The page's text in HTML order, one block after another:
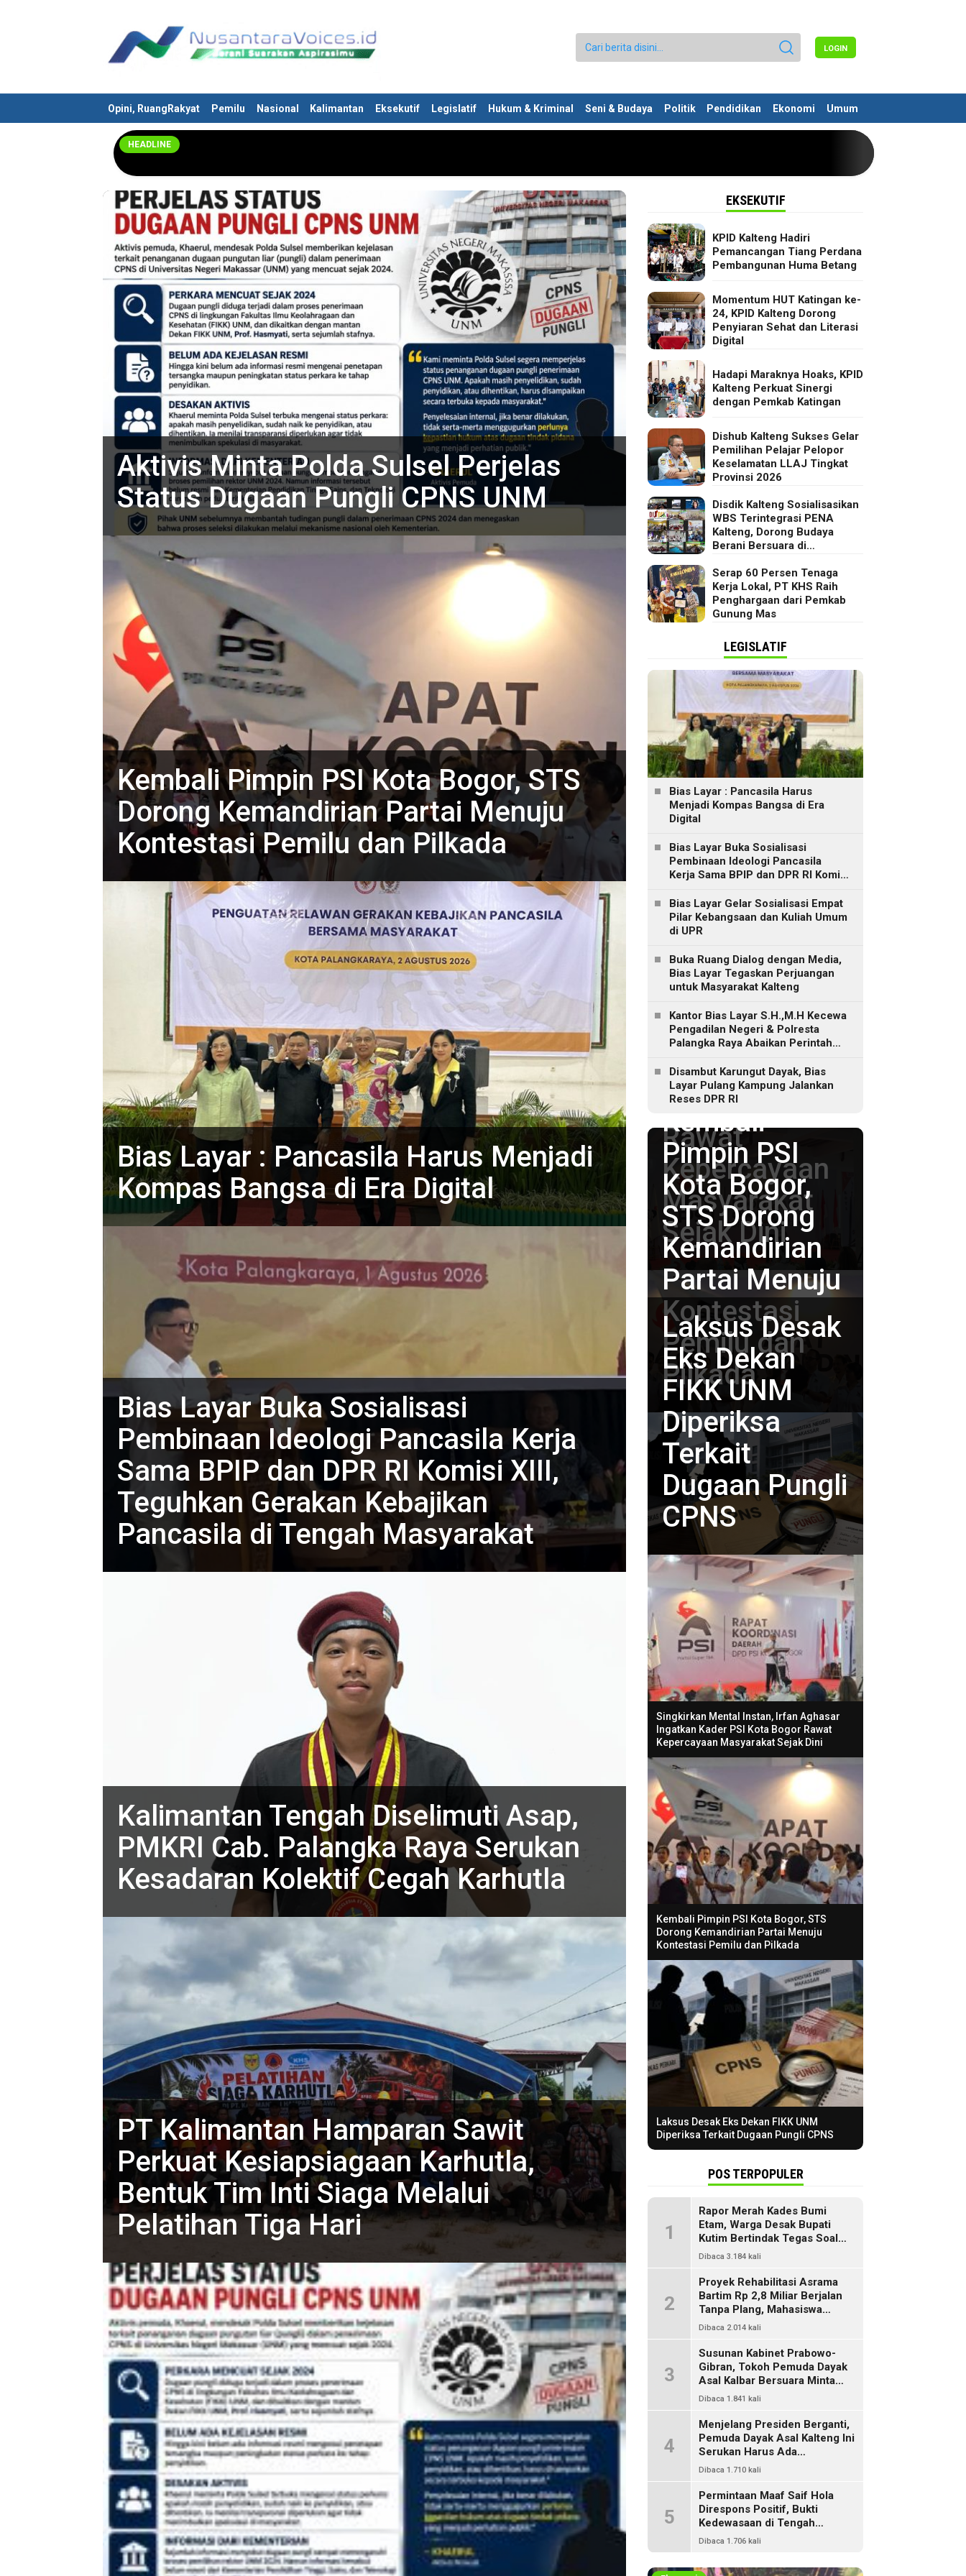
Nusantaravoices.id
Berani Suarakan Aspirasimu
LOGIN
Opini, RuangRakyat Pemilu Nasional Kalimantan Eksekutif Legislatif Hukum & Kriminal Seni & Budaya Politik Pendidikan Ekonomi Umum
HEADLINE
BERITA TERKINI
Aktivis Minta Polda Sulsel Perjelas
Status Dugaan Pungli CPNS UNM
Kembali Pimpin PSI Kota Bogor, STS
Dorong Kemandirian Partai Menuju
Kontestasi Pemilu dan Pilkada
Bias Layar : Pancasila Harus Menjadi
Kompas Bangsa di Era Digital
Bias Layar Buka Sosialisasi
Pembinaan Ideologi Pancasila Kerja
Sama BPIP dan DPR RI Komisi XIII,
Teguhkan Gerakan Kebajikan
Pancasila di Tengah Masyarakat
Kalimantan Tengah Diselimuti Asap,
PMKRI Cab. Palangka Raya Serukan
Kesadaran Kolektif Cegah Karhutla
PT Kalimantan Hamparan Sawit
Perkuat Kesiapsiagaan Karhutla,
Bentuk Tim Inti Siaga Melalui
Pelatihan Tiga Hari
EKSEKUTIF
KPID Kalteng Hadiri
Pemancangan Tiang Perdana
Pembangunan Huma Betang
Momentum HUT Katingan ke-
24, KPID Kalteng Dorong
Penyiaran Sehat dan Literasi
Digital
Hadapi Maraknya Hoaks, KPID
Kalteng Perkuat Sinergi
dengan Pemkab Katingan
Dishub Kalteng Sukses Gelar
Pemilihan Pelajar Pelopor
Keselamatan LLAJ Tingkat
Provinsi 2026
Disdik Kalteng Sosialisasikan
WBS Terintegrasi PENA
Kalteng, Dorong Budaya
Berani Bersuara di
Serap 60 Persen Tenaga
Kerja Lokal, PT KHS Raih
Penghargaan dari Pemkab
Gunung Mas
LEGISLATIF
Bias Layar : Pancasila Harus
Menjadi Kompas Bangsa di Era
Digital
Bias Layar Buka Sosialisasi
Pembinaan Ideologi Pancasila
Kerja Sama BPIP dan DPR RI Komisi
Pancasila di Tengah Masyarakat
Bias Layar Gelar Sosialisasi Empat
Pilar Kebangsaan dan Kuliah Umum
di UPR
Buka Ruang Dialog dengan Media,
Bias Layar Tegaskan Perjuangan
untuk Masyarakat Kalteng
Kantor Bias Layar S.H.,M.H Kecewa
Pengadilan Negeri & Polresta
Palangka Raya Abaikan Perintah
Disambut Karungut Dayak, Bias
Layar Pulang Kampung Jalankan
Reses DPR RI
Singkirkan
Mental Instan,
Irfan Aghasar
Ingatkan
Kader PSI
Kota Bogor
Rawat
Kepercayaan
Masyarakat
Sejak Dini
Kembali
Pimpin PSI
Kota Bogor,
STS Dorong
Kemandirian
Partai Menuju
Kontestasi
Pemilu dan
Pilkada
Laksus Desak
Eks Dekan
FIKK UNM
Diperiksa
Terkait
Dugaan Pungli
CPNS
Singkirkan Mental Instan, Irfan Aghasar
Ingatkan Kader PSI Kota Bogor Rawat
Kepercayaan Masyarakat Sejak Dini
Kembali Pimpin PSI Kota Bogor, STS
Dorong Kemandirian Partai Menuju
Kontestasi Pemilu dan Pilkada
Laksus Desak Eks Dekan FIKK UNM
Diperiksa Terkait Dugaan Pungli CPNS
POS TERPOPULER
1
Rapor Merah Kades Bumi
Etam, Warga Desak Bupati
Kutim Bertindak Tegas Soal
Penyelewengan Dana SILPA
Dibaca 3.184 kali
2
Proyek Rehabilitasi Asrama
Bartim Rp 2,8 Miliar Berjalan
Tanpa Plang, Mahasiswa
Pertanyakan Transparansi
Dibaca 2.014 kali
3
Susunan Kabinet Prabowo-
Gibran, Tokoh Pemuda Dayak
Asal Kalbar Bersuara Minta
Harus Ada Representasi Dari
Dibaca 1.841 kali
4
Menjelang Presiden Berganti,
Pemuda Dayak Asal Kalteng Ini
Serukan Harus Ada
Keterwakilan Bangsa Dayak
Dibaca 1.710 kali
5
Permintaan Maaf Saif Hola
Direspons Positif, Bukti
Kedewasaan di Tengah
Polemik Konten
Dibaca 1.706 kali